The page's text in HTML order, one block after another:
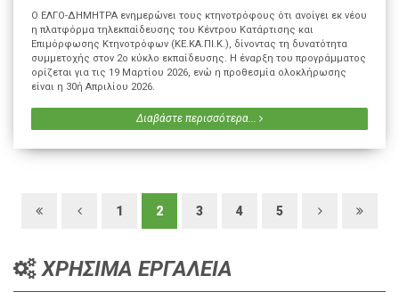
Ο ΕΛΓΟ-ΔΗΜΗΤΡΑ ενημερώνει τους κτηνοτρόφους ότι ανοίγει εκ νέου
η πλατφόρμα τηλεκπαίδευσης του Κέντρου Κατάρτισης και
Επιμόρφωσης Κτηνοτρόφων (ΚΕ.ΚΑ.ΠΙ.Κ.), δίνοντας τη δυνατότητα
συμμετοχής στον 2ο κύκλο εκπαίδευσης. Η έναρξη του προγράμματος
ορίζεται για τις 19 Μαρτίου 2026, ενώ η προθεσμία ολοκλήρωσης
είναι η 30ή Απριλίου 2026.
Διαβάστε περισσότερα...
1 2 3 4 5
ΧΡΗΣΙΜΑ ΕΡΓΑΛΕΙΑ